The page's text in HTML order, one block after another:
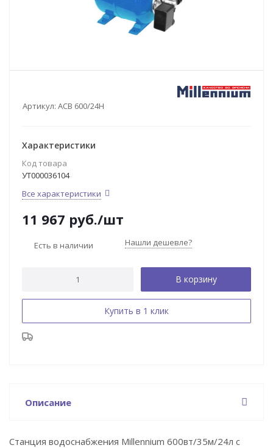
Артикул: АСВ 600/24Н
Характеристики
Код товара
УТ000036104
Все характеристики
11 967 руб./шт
Есть в наличии Нашли дешевле?
В корзину
Купить в 1 клик
Описание
Станция водоснабжения Millennium 600вт/35м/24л с